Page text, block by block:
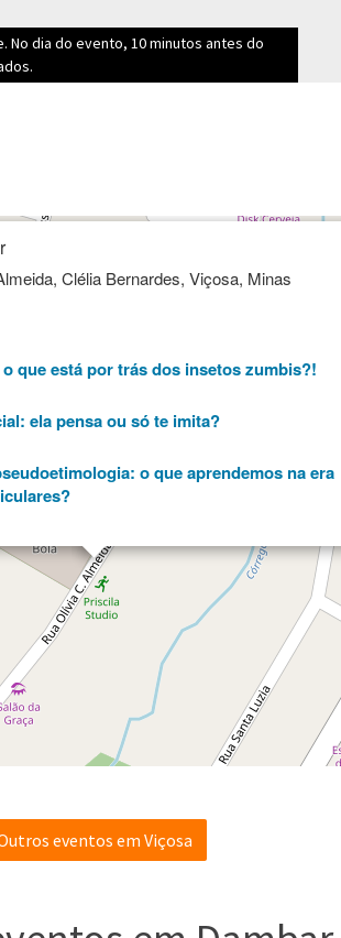
dia do evento, 10 minutos antes do
Clélia Bernardes, Viçosa, Minas
que está por trás dos insetos zumbis?!
ela pensa ou só te imita?
o que aprendemos na era
eventos em Viçosa